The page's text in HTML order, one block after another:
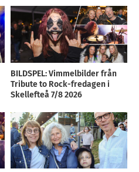
BILDSPEL: Vimmelbilder från
Tribute to Rock-fredagen i
Skellefteå 7/8 2026